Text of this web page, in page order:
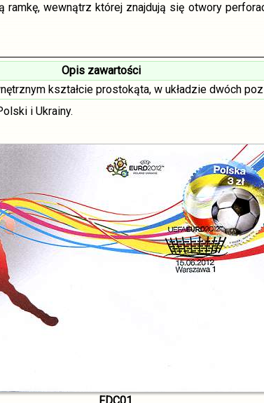
wewnątrz której znajdują się otwory
Opis zawartości
kształcie prostokąta, w układzie dwóch
i Ukrainy.